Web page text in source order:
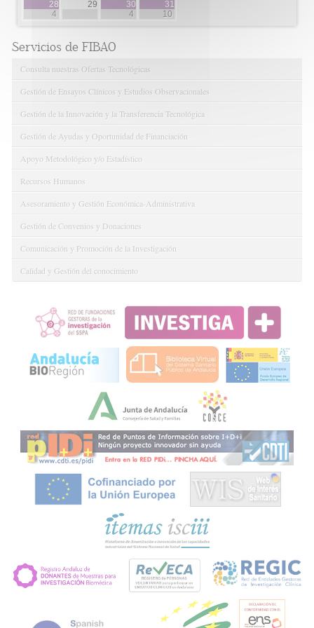
28
4
29
30
4
31
10
Servicios de FIBAO
Consulta nuestras Ofertas Tecnológicas
Gestión de Ensayos Clínicos y Estudios Observacionales
Gestión de la Innovación y la Transferencia Tecnológica
Gestión de Ayudas y Oportunidad de Financiación
Apoyo Metodológico y/o Estadístico
Recursos Humanos
Asesoramiento y Gestión Económica-Administrativa
Gestión de Convenios y Donaciones
Comunicación y Promoción de la Investigación
Calidad y Gestión del conocimiento